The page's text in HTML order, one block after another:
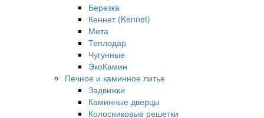
Березка
Кеннет (Kennet)
Мета
Теплодар
Чугунные
ЭкоКамин
Печное и каминное литье
Задвижки
Каминные дверцы
Колосниковые решетки